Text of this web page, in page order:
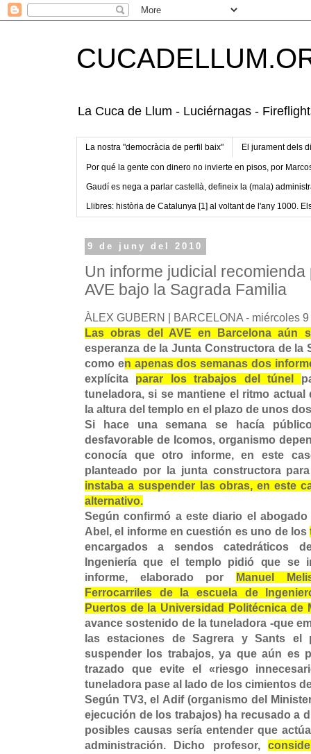
La Cuca de Llum - Luciérnagas -
La nostra "democràcia de perfil baix" El jurament dels
Por qué la gente con dinero no invierte en pisos, por
Gaudí es nega a parlar castellà, defineix la (mala)
Llibres: història de Catalunya [1] al voltant de l'any 1000.
9 de juny del 2010
Un informe judicial
AVE bajo la Sagrada Familia
ÀLEX GUBERN | BARCELONA - miércoles
Las obras del AVE en Barcelona aún
esperanza de la Junta Constructora de la
como en apenas dos semanas dos
explícita parar los trabajos del túnel
tuneladora, si se mantiene el ritmo
la altura del templo en el plazo de unos
Si hace una semana se hacía
desfavorable de Icomos, organismo
conocía que otro informe, en este
planteado por la junta constructora
instaba a suspender las obras, en este
alternativo.
Según confirmó a este diario el
Abel, el informe en cuestión es uno de los
encargados a sendos catedráticos
Ingeniería que el templo pidió que se
informe, elaborado por
Manuel
Ferrocarriles de la escuela de
Puertos de la Universidad Politécnica de
avance sostenido de la tuneladora -que
las estaciones de Sagrera y Sants el
suspender los trabajos, ya que aún es
trazado que evite el «riesgo
tuneladora pase al lado de los cimientos
Según TV3, el Adif (organismo del
ejecución de los trabajos) ha recusado a
posibles causas sería entender que
administración. Dicho profesor,